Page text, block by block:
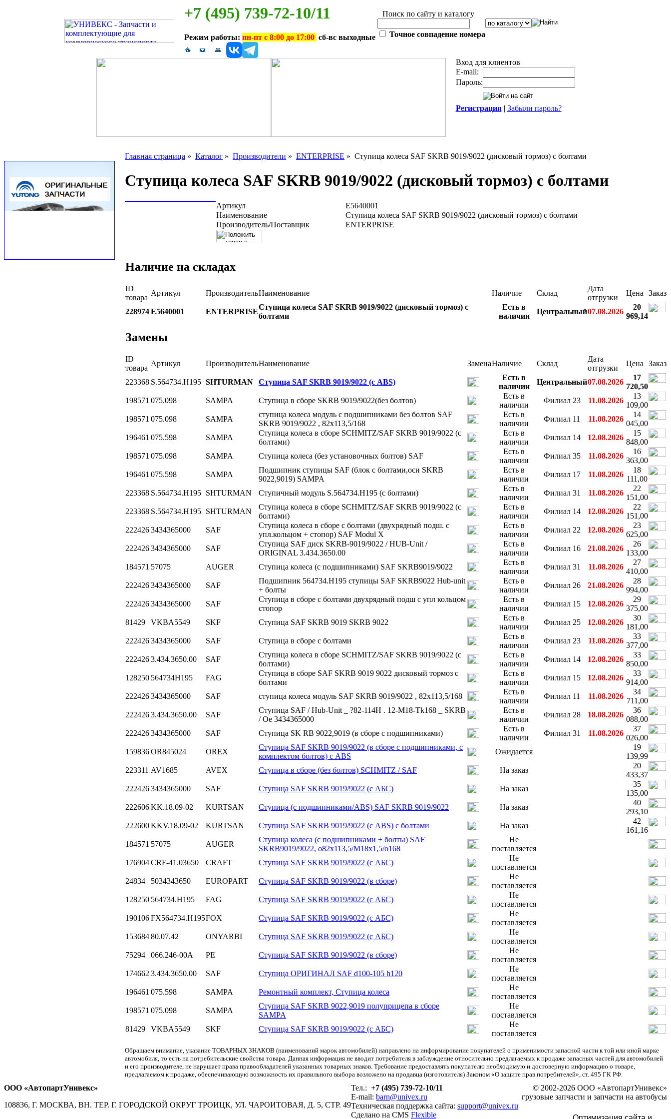
+7 (495) 739-72-10/11
Режим работы: пн-пт с 8:00 до 17:00 сб-вс выходные
Поиск по сайту и каталогу
Точное совпадение номера
Вход для клиентов
E-mail:
Пароль:
Регистрация| Забыли пароль?
Главная страница » Каталог » Производители » ENTERPRISE » Ступица колеса SAF SKRB 9019/9022 (дисковый тормоз) с болтами
Ступица колеса SAF SKRB 9019/9022 (дисковый тормоз) с болтами
Артикул
E5640001
Наименование
Ступица колеса SAF SKRB 9019/9022 (дисковый тормоз) с болтами
Производитель/Поставщик
ENTERPRISE
Наличие на складах
ID
товара
Артикул ПроизводительНаименование Наличие Склад
Дата
отгрузки
Цена Заказ
228974E5640001 ENTERPRISE
Ступица колеса SAF SKRB 9019/9022 (дисковый тормоз) с
болтами
Есть в
наличии
Центральный07.08.2026
20
969,14
Замены
ID
товара
Артикул ПроизводительНаименование ЗаменаНаличие Склад
Дата
отгрузки
Цена Заказ
223368 S.564734.H195 SHTURMAN Ступица SAF SKRB 9019/9022 (с ABS)
Есть в
наличии
Центральный07.08.2026
17
720,50
198571 075.098 SAMPA Ступица в сборе SKRB 9019/9022(без болтов)
Есть в
наличии
Филиал 23 11.08.2026
13
109,00
198571 075.098 SAMPA
ступица колеса модуль с подшипниками без болтов SAF
SKRB 9019/9022 , 82x113,5/168
Есть в
наличии
Филиал 11 11.08.2026
14
045,00
196461 075.598 SAMPA
Ступица колеса в сборе SCHMITZ/SAF SKRB 9019/9022 (с
болтами)
Есть в
наличии
Филиал 14 12.08.2026
15
848,00
198571 075.098 SAMPA Ступица колеса (без установочных болтов) SAF
Есть в
наличии
Филиал 35 11.08.2026
16
363,00
196461 075.598 SAMPA
Подшипник ступицы SAF (блок с болтами,оси SKRB
9022,9019) SAMPA
Есть в
наличии
Филиал 17 11.08.2026
18
111,00
223368 S.564734.H195 SHTURMAN Ступичный модуль S.564734.H195 (с болтами)
Есть в
наличии
Филиал 31 11.08.2026
22
151,00
223368 S.564734.H195 SHTURMAN
Ступица колеса в сборе SCHMITZ/SAF SKRB 9019/9022 (с
болтами)
Есть в
наличии
Филиал 14 12.08.2026
22
151,00
2224263434365000 SAF
Ступица колеса в сборе с болтами (двухрядный подш. с
упл.кольцом + стопор) SAF Modul X
Есть в
наличии
Филиал 22 12.08.2026
23
625,00
2224263434365000 SAF
Ступица SAF диск SKRB-9019/9022 / HUB-Unit /
ORIGINAL 3.434.3650.00
Есть в
наличии
Филиал 16 21.08.2026
26
133,00
184571 57075 AUGER Ступица колеса (с подшипниками) SAF SKRB9019/9022
Есть в
наличии
Филиал 31 11.08.2026
27
410,00
2224263434365000 SAF
Подшипник 564734.H195 ступицы SAF SKRB9022 Hub-unit
+ болты
Есть в
наличии
Филиал 26 21.08.2026
28
994,00
2224263434365000 SAF
Ступица в сборе с болтами двухрядный подш с упл кольцом
стопор
Есть в
наличии
Филиал 15 12.08.2026
29
375,00
81429
VKBA5549 SKF Ступица SAF SKRB 9019 SKRB 9022
Есть в
наличии
Филиал 25 12.08.2026
30
181,00
2224263434365000 SAF Ступица в сборе с болтами
Есть в
наличии
Филиал 23 11.08.2026
33
377,00
2224263.434.3650.00 SAF
Ступица колеса в сборе SCHMITZ/SAF SKRB 9019/9022 (с
болтами)
Есть в
наличии
Филиал 14 12.08.2026
33
850,00
128250 564734H195 FAG
Ступица в сборе SAF SKRB 9019 9022 дисковый тормоз с
болтами
Есть в
наличии
Филиал 15 12.08.2026
33
914,00
2224263434365000 SAF ступица колеса модуль SAF SKRB 9019/9022 , 82x113,5/168
Есть в
наличии
Филиал 11 11.08.2026
34
711,00
2224263.434.3650.00 SAF
Ступица SAF / Hub-Unit _ ?82-114H . 12-M18-Tk168 _ SKRB
/ Oe 3434365000
Есть в
наличии
Филиал 28 18.08.2026
36
088,00
2224263434365000 SAF Ступица SK RB 9022,9019 (в сборе с подшипниками)
Есть в
наличии
Филиал 31 11.08.2026
37
026,00
159836OR845024 OREX
Ступица SAF SKRB 9019/9022 (в сборе с подшипниками, с
комплектом болтов) с ABS
Ожидается
19
139,99
223311 AV1685 AVEX Ступица в сборе (без болтов) SCHMITZ / SAF На заказ
20
433,37
2224263434365000 SAF Ступица SAF SKRB 9019/9022 (с АБС) На заказ
35
135,00
222606KK.18.09-02 KURTSAN Ступица (с подшипниками/ABS) SAF SKRB 9019/9022 На заказ
40
293,10
222600KKV.18.09-02 KURTSAN Ступица SAF SKRB 9019/9022 (с ABS) с болтами На заказ
42
161,16
184571 57075 AUGER
Ступица колеса (с подшипниками + болты) SAF
SKRB9019/9022, o82x113,5/M18x1,5/o168
Не
поставляется
176904CRF-41.03650 CRAFT Ступица SAF SKRB 9019/9022 (с АБС)
Не
поставляется
24834
5034343650 EUROPART Ступица SAF SKRB 9019/9022 (в сборе)
Не
поставляется
128250 564734.H195 FAG Ступица SAF SKRB 9019/9022 (с АБС)
Не
поставляется
190106FX564734.H195FOX Ступица SAF SKRB 9019/9022 (с АБС)
Не
поставляется
15368480.07.42 ONYARBI Ступица SAF SKRB 9019/9022 (с АБС)
Не
поставляется
75294
066.246-00A PE Ступица SAF SKRB 9019/9022 (в сборе)
Не
поставляется
174662 3.434.3650.00 SAF Ступица ОРИГИНАЛ SAF d100-105 h120
Не
поставляется
196461 075.598 SAMPA Ремонтный комплект, Ступица колеса
Не
поставляется
198571 075.098 SAMPA
Ступица SAF SKRB 9022,9019 полуприцепа в сборе
SAMPA
Не
поставляется
81429
VKBA5549 SKF Ступица SAF SKRB 9019/9022 (с АБС)
Не
поставляется
Обращаем внимание, указание ТОВАРНЫХ ЗНАКОВ (наименований марок автомобилей) направлено на информирование покупателей о применимости запасной части к той или иной марке
автомобиля, то есть на потребительские свойства товара. Данная информация не вводит потребителя в заблуждение относительно предлагаемых к продаже запасных частей для автомобилей
и его производителе, не нарушает права правообладателей указанных товарных знаков. Требование предоставлять покупателю необходимую и достоверную информацию о товаре,
предлагаемом к продаже, обеспечивающую возможность их правильного выбора возложено на продавца (изготовителя) Законом «О защите прав потребителей», ст. 495 ГК РФ.
ООО «АвтопартУнивекс»
108836, Г. МОСКВА, ВН. ТЕР. Г. ГОРОДСКОЙ ОКРУГ ТРОИЦК, УЛ. ЧАРОИТОВАЯ, Д. 5, СТР. 49
Тел.: +7 (495) 739-72-10/11
E-mail: barn@univex.ru
Техническая поддержка сайта: support@univex.ru
Сделано на CMS Flexible
© 2002-2026 ООО «АвтопартУнивекс»
грузовые запчасти и запчасти на автобусы